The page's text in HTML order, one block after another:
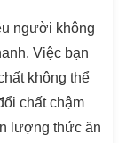
người không
Việc bạn
không thể
chất chậm
lượng thức ăn